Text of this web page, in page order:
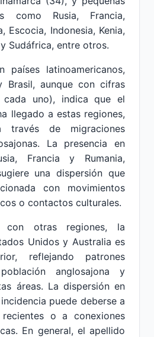
como Rusia, Francia,
Escocia, Indonesia, Kenia,
Sudáfrica, entre otros.
países latinoamericanos,
Brasil, aunque con cifras
uno), indica que el
llegado a estas regiones,
través de migraciones
La presencia en
Francia y Rumania,
una dispersión que
con movimientos
o contactos culturales.
con otras regiones, la
Unidos y Australia es
reflejando patrones
anglosajona y
áreas. La dispersión en
puede deberse a
recientes o a conexiones
En general, el apellido